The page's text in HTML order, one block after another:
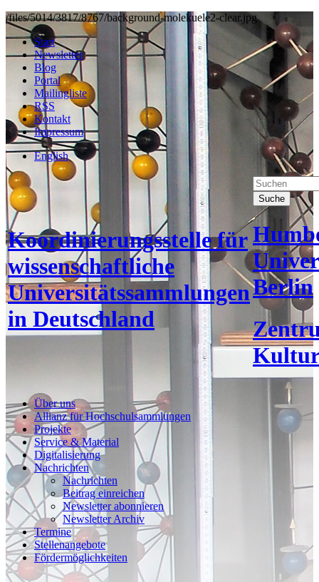
/files/5014/3817/8767/background-molekuele2-clear.jpg
Start
Newsletter
Blog
Portal
Mailingliste
RSS
Kontakt
Impressum
English
Koordinierungsstelle für
wissenschaftliche
Universitätssammlungen
in Deutschland
Suche
Berlin
Über uns
Allianz für Hochschulsammlungen
Projekte
Service & Material
Digitalisierung
Nachrichten
Nachrichten
Beitrag einreichen
Newsletter abonnieren
Newsletter Archiv
Termine
Stellenangebote
Fördermöglichkeiten